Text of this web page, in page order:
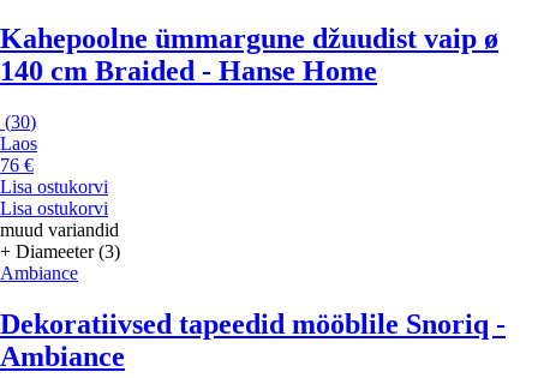
Kahepoolne ümmargune džuudist vaip ø
140 cm Braided - Hanse Home
(30)
Laos
76 €
Lisa ostukorvi
Lisa ostukorvi
muud variandid
+ Diameeter (3)
Ambiance
Dekoratiivsed tapeedid mööblile Snoriq -
Ambiance